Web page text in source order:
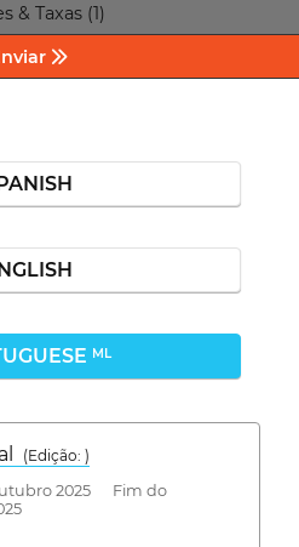
& Taxas (1)
ML
(Edição: )
2025 Fim do